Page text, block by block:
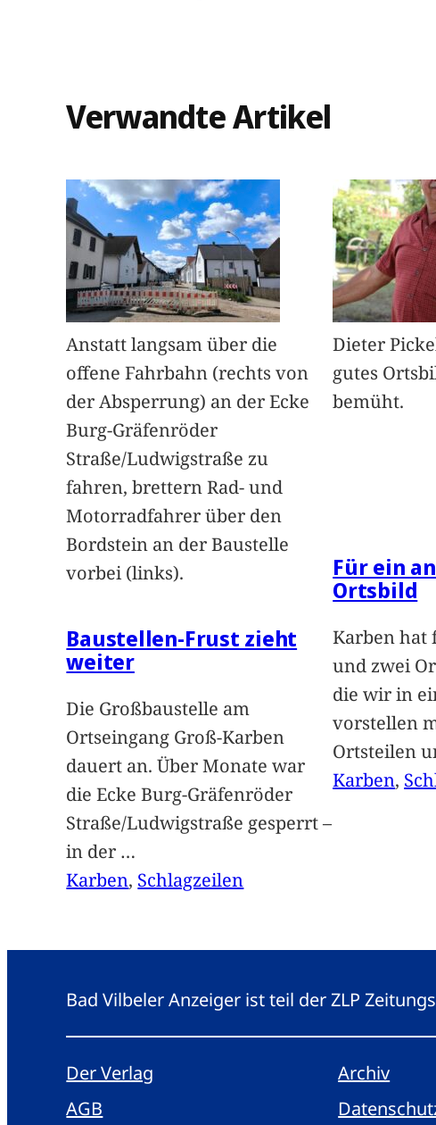
Verwandte Artikel
Anstatt langsam über die
offene Fahrbahn (rechts von
der Absperrung) an der Ecke
Burg-Gräfenröder
Straße/Ludwigstraße zu
fahren, brettern Rad- und
Motorradfahrer über den
Bordstein an der Baustelle
vorbei (links).
Baustellen-Frust zieht
weiter
Die Großbaustelle am
Ortseingang Groß-Karben
dauert an. Über Monate war
die Ecke Burg-Gräfenröder
Straße/Ludwigstraße gesperrt –
in der …
Karben, Schlagzeilen
Dieter
gutes
bemüht.
Für ein
Ortsbild
Karben hat
und zwei
die wir in
vorstellen
Ortsteilen
Karben,
Bad Vilbeler Anzeiger ist teil der ZLP
Der Verlag Archiv
AGB